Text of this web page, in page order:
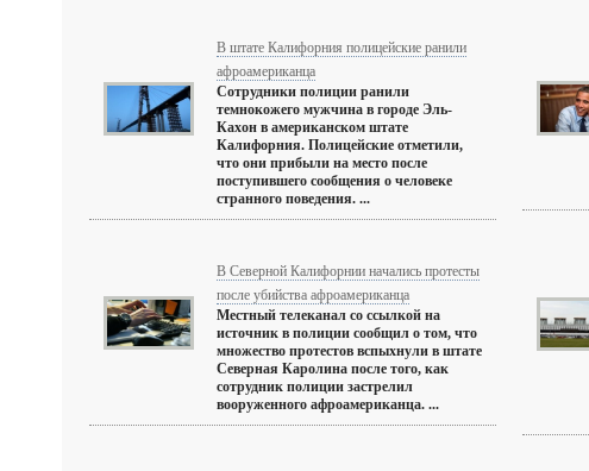
В штате Калифорния полицейские ранили
афроамериканца
Сотрудники полиции ранили
темнокожего мужчина в городе Эль-
Кахон в американском штате
Калифорния. Полицейские отметили,
что они прибыли на место после
поступившего сообщения о человеке
странного поведения. ...
В Северной Калифорнии начались протесты
после убийства афроамериканца
Местный телеканал со ссылкой на
источник в полиции сообщил о том, что
множество протестов вспыхнули в штате
Северная Каролина после того, как
сотрудник полиции застрелил
вооруженного афроамериканца. ...